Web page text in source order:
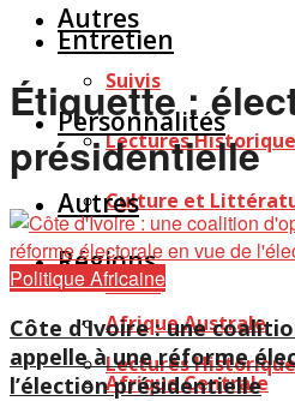
Autres
Suivis
Lectures
Culture et
Régions
Afrique Australe
Afrique Centrale
Entretien
Personnalités
Autres
Suivis
Lectures
Étiquette :
présidentielle
Politique Africaine
Côte d’Ivoire : une
appelle à une réforme
l’élection présidentielle